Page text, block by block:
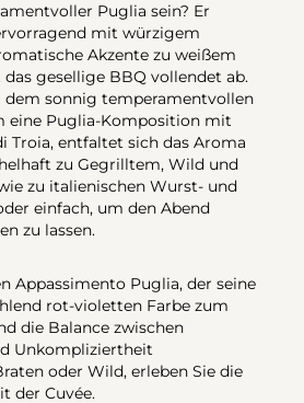
Puglia sein? Er
mit würzigem
Akzente zu weißem
gesellige BBQ vollendet ab.
dem sonnig temperamentvollen
eine Puglia-Komposition mit
Troia, entfaltet sich das Aroma
zu Gegrilltem, Wild und
zu italienischen Wurst- und
einfach, um den Abend
zu lassen.
Appassimento Puglia, der seine
rot-violetten Farbe zum
die Balance zwischen
Unkompliziertheit
oder Wild, erleben Sie die
der Cuvée.